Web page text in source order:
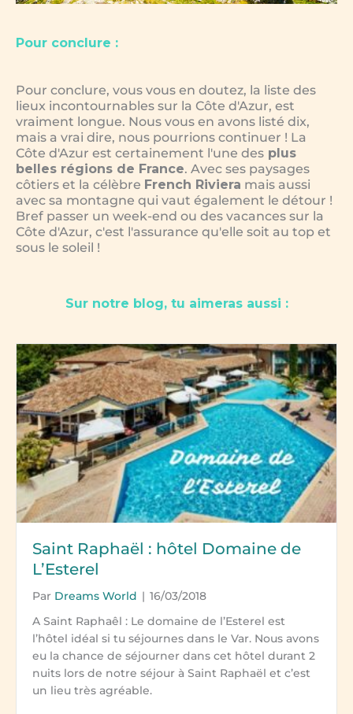
Pour conclure :
Pour conclure, vous vous en doutez, la liste des
lieux incontournables sur la Côte d'Azur, est
vraiment longue. Nous vous en avons listé dix,
mais a vrai dire, nous pourrions continuer ! La
Côte d'Azur est certainement l'une des plus
belles régions de France. Avec ses paysages
côtiers et la célèbre French Riviera mais aussi
avec sa montagne qui vaut également le détour !
Bref passer un week-end ou des vacances sur la
Côte d'Azur, c'est l'assurance qu'elle soit au top et
sous le soleil !
Sur notre blog, tu aimeras aussi :
Saint Raphaël : hôtel Domaine de
L’Esterel
Par Dreams World | 16/03/2018
A Saint Raphaêl : Le domaine de l’Esterel est
l’hôtel idéal si tu séjournes dans le Var. Nous avons
eu la chance de séjourner dans cet hôtel durant 2
nuits lors de notre séjour à Saint Raphaël et c’est
un lieu très agréable.